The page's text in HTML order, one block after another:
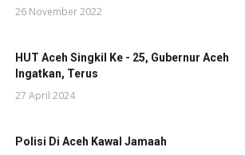
26 November 2022
HUT Aceh Singkil Ke - 25, Gubernur Aceh
Ingatkan, Terus
27 April 2024
Polisi Di Aceh Kawal Jamaah